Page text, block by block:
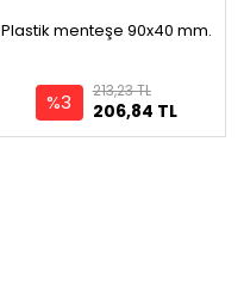
Plastik menteşe 90x40 mm.
%3 206,84 TL
213,23 TL